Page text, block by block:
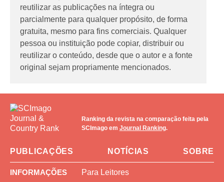
reutilizar as publicações na íntegra ou
parcialmente para qualquer propósito, de forma
gratuita, mesmo para fins comerciais. Qualquer
pessoa ou instituição pode copiar, distribuir ou
reutilizar o conteúdo, desde que o autor e a fonte
original sejam propriamente mencionados.
Ranking da revista na comparação feita pela
SCImago em Journal Ranking.
PUBLICAÇÕES NOTÍCIAS SOBRE
INFORMAÇÕES
Para Leitores